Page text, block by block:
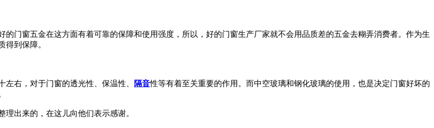
门窗五金在这方面有着可靠的保障和使用强度，所以，好的门窗生产厂家就不会用品质差的五金去糊弄消费者。作为生
得到保障。
右，对于门窗的透光性、保温性、 隔音性等有着至关重要的作用。而中空玻璃和钢化玻璃的使用，也是决定门窗好坏的
出来的，在这儿向他们表示感谢。